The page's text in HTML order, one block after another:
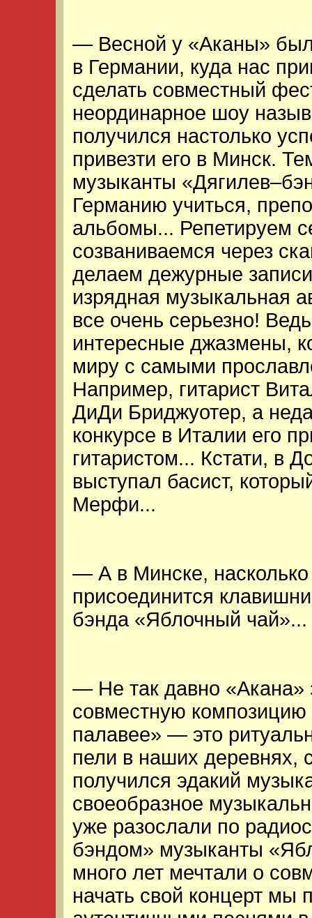
— Весной у «Аканы»
в Германии, куда нас
сделать совместный
неординарное шоу
получился настолько
привезти его в Минск.
музыканты
Германию учиться,
альбомы... Репетируем
созваниваемся через
делаем дежурные
изрядная музыкальная
все очень серьезно!
интересные джазмены,
миру с самыми
Например, гитарист
ДиДи Бриджуотер, а
конкурсе в Италии его
гитаристом... Кстати, в
выступал басист,
Мерфи...
— А в Минске,
присоединится
бэнда «Яблочный чай»...
— Не так давно
совместную
палавее» — это
пели в наших деревнях,
получился эдакий
своеобразное
уже разослали по
бэндом» музыканты
много лет мечтали о
начать свой концерт мы